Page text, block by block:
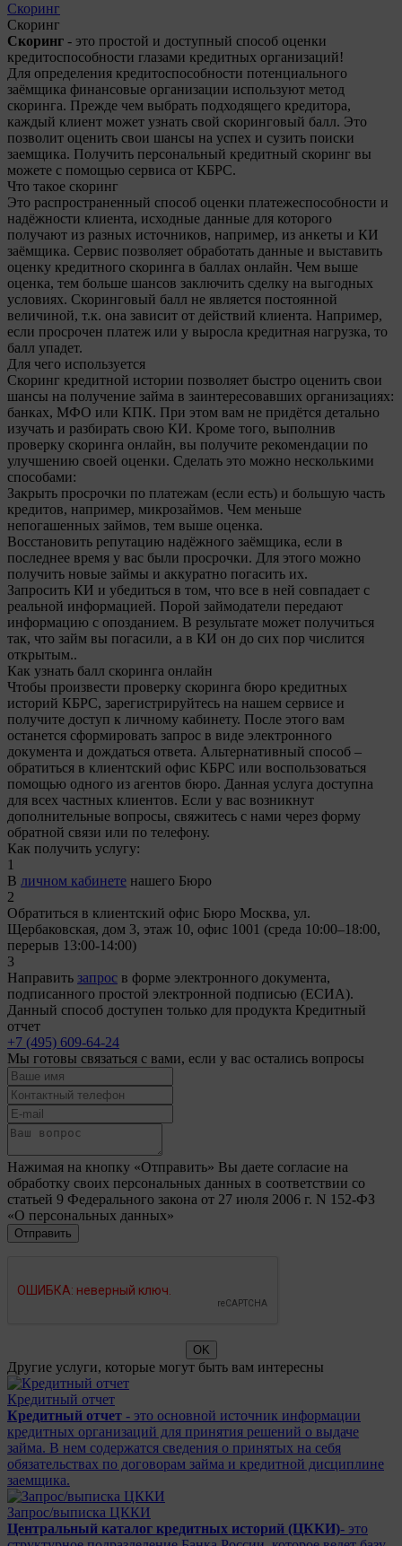
Скоринг
Скоринг
Скоринг - это простой и доступный способ оценки
кредитоспособности глазами кредитных организаций!
Для определения кредитоспособности потенциального
заёмщика финансовые организации используют метод
скоринга. Прежде чем выбрать подходящего кредитора,
каждый клиент может узнать свой скоринговый балл. Это
позволит оценить свои шансы на успех и сузить поиски
заемщика. Получить персональный кредитный скоринг вы
можете с помощью сервиса от КБРС.
Что такое скоринг
Это распространенный способ оценки платежеспособности и
надёжности клиента, исходные данные для которого
получают из разных источников, например, из анкеты и КИ
заёмщика. Сервис позволяет обработать данные и выставить
оценку кредитного скоринга в баллах онлайн. Чем выше
оценка, тем больше шансов заключить сделку на выгодных
условиях. Скоринговый балл не является постоянной
величиной, т.к. она зависит от действий клиента. Например,
если просрочен платеж или у выросла кредитная нагрузка, то
балл упадет.
Для чего используется
Скоринг кредитной истории позволяет быстро оценить свои
шансы на получение займа в заинтересовавших организациях:
банках, МФО или КПК. При этом вам не придётся детально
изучать и разбирать свою КИ. Кроме того, выполнив
проверку скоринга онлайн, вы получите рекомендации по
улучшению своей оценки. Сделать это можно несколькими
способами:
Закрыть просрочки по платежам (если есть) и большую часть
кредитов, например, микрозаймов. Чем меньше
непогашенных займов, тем выше оценка.
Восстановить репутацию надёжного заёмщика, если в
последнее время у вас были просрочки. Для этого можно
получить новые займы и аккуратно погасить их.
Запросить КИ и убедиться в том, что все в ней совпадает с
реальной информацией. Порой займодатели передают
информацию с опозданием. В результате может получиться
так, что займ вы погасили, а в КИ он до сих пор числится
открытым..
Как узнать балл скоринга онлайн
Чтобы произвести проверку скоринга бюро кредитных
историй КБРС, зарегистрируйтесь на нашем сервисе и
получите доступ к личному кабинету. После этого вам
останется сформировать запрос в виде электронного
документа и дождаться ответа. Альтернативный способ –
обратиться в клиентский офис КБРС или воспользоваться
помощью одного из агентов бюро. Данная услуга доступна
для всех частных клиентов. Если у вас возникнут
дополнительные вопросы, свяжитесь с нами через форму
обратной связи или по телефону.
Как получить услугу:
1
В личном кабинете нашего Бюро
2
Обратиться в клиентский офис Бюро Москва, ул.
Щербаковская, дом 3, этаж 10, офис 1001 (среда 10:00–18:00,
перерыв 13:00-14:00)
3
Направить запрос в форме электронного документа,
подписанного простой электронной подписью (ЕСИА).
Данный способ доступен только для продукта Кредитный
отчет
+7 (495) 609-64-24
Мы готовы связаться с вами, если у вас остались вопросы
Нажимая на кнопку «Отправить» Вы даете согласие на
обработку своих персональных данных в соответствии со
статьей 9 Федерального закона от 27 июля 2006 г. N 152-ФЗ
«О персональных данных»
Другие услуги, которые могут быть вам интересны
Кредитный отчет
Кредитный отчет - это основной источник информации
кредитных организаций для принятия решений о выдаче
займа. В нем содержатся сведения о принятых на себя
обязательствах по договорам займа и кредитной дисциплине
заемщика.
Запрос/выписка ЦККИ
Центральный каталог кредитных историй (ЦККИ)- это